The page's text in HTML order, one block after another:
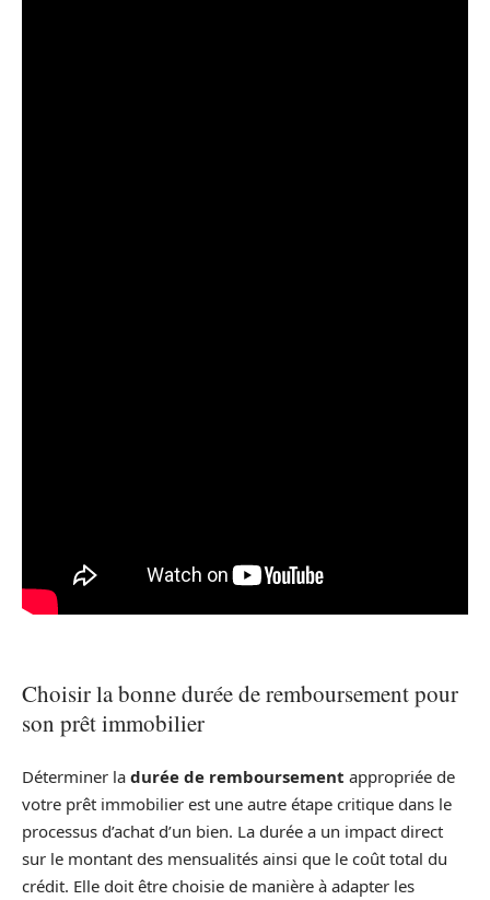
Choisir la bonne durée de remboursement pour
son prêt immobilier
Déterminer la durée de remboursement appropriée de
votre prêt immobilier est une autre étape critique dans le
processus d’achat d’un bien. La durée a un impact direct
sur le montant des mensualités ainsi que le coût total du
crédit. Elle doit être choisie de manière à adapter les